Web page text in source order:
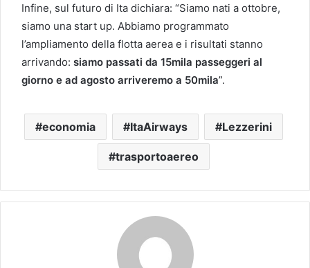
Infine, sul futuro di Ita dichiara: “Siamo nati a ottobre,
siamo una start up. Abbiamo programmato
l’ampliamento della flotta aerea e i risultati stanno
arrivando: siamo passati da 15mila passeggeri al
giorno e ad agosto arriveremo a 50mila”.
economia ItaAirways Lezzerini
trasportoaereo